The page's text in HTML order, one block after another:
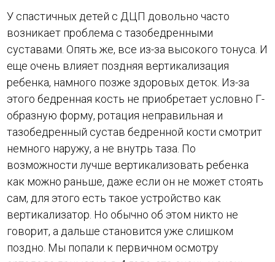
У спастичных детей с ДЦП довольно часто
возникает проблема с тазобедренными
суставами. Опять же, все из-за высокого тонуса. И
еще очень влияет поздняя вертикализация
ребенка, намного позже здоровых деток. Из-за
этого бедренная кость не приобретает условно Г-
образную форму, ротация неправильная и
тазобедренный сустав бедренной кости смотрит
немного наружу, а не внутрь таза. По
возможности лучше вертикализовать ребенка
как можно раньше, даже если он не может стоять
сам, для этого есть такое устройство как
вертикализатор. Но обычно об этом никто не
говорит, а дальше становится уже слишком
поздно. Мы попали к первичном осмотру